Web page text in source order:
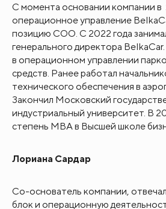
С момента основании компании в
операционное управление
позицию СОО. С 2022 года
генерального директора
в операционном управлении
средств. Ранее работал
технического обеспечения в
Закончил Московский
индустриальный университет. В
степень MBA в Высшей школе
Лориана Сардар
Со-основатель компании,
блок и операционную